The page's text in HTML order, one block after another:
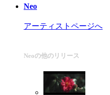
Neo
アーティストページへ
Neoの他のリリース